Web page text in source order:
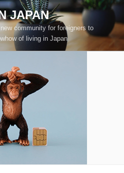
JAPAN
community for foreigners to
of living in Japan